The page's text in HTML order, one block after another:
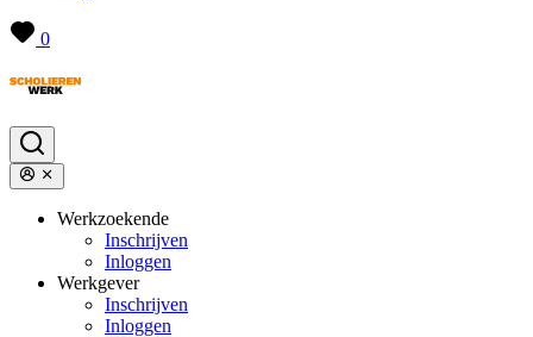
0
Werkzoekende
Inschrijven
Inloggen
Werkgever
Inschrijven
Inloggen